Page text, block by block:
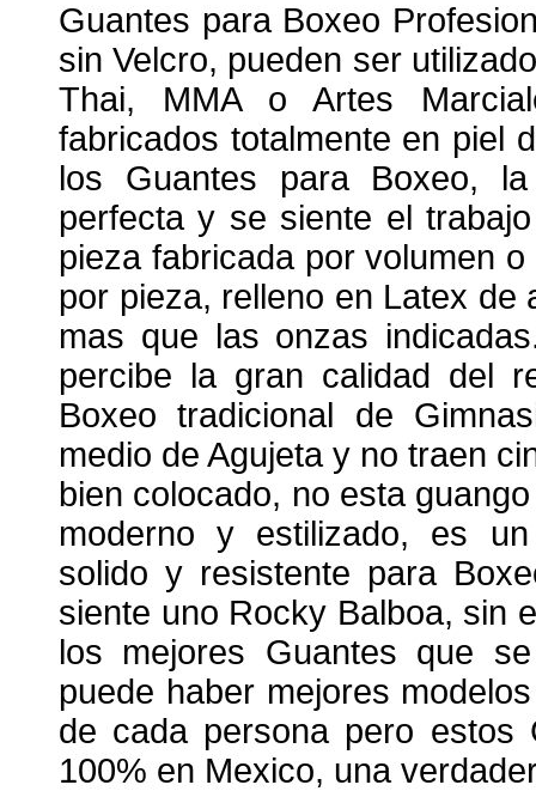
Guantes para Boxeo
sin Velcro, pueden ser
Thai, MMA o Artes
fabricados totalmente en piel
los Guantes para Boxeo,
perfecta y se siente el
pieza fabricada por volumen
por pieza, relleno en Latex de
mas que las onzas
percibe la gran calidad del
Boxeo tradicional de
medio de Agujeta y no traen
bien colocado, no esta
moderno y estilizado, es
solido y resistente para
siente uno Rocky Balboa, sin
los mejores Guantes que
puede haber mejores
de cada persona pero estos
100% en Mexico, una